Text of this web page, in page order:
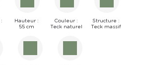
Hauteur :
55 cm
Couleur :
Teck naturel
Structure :
Teck massif